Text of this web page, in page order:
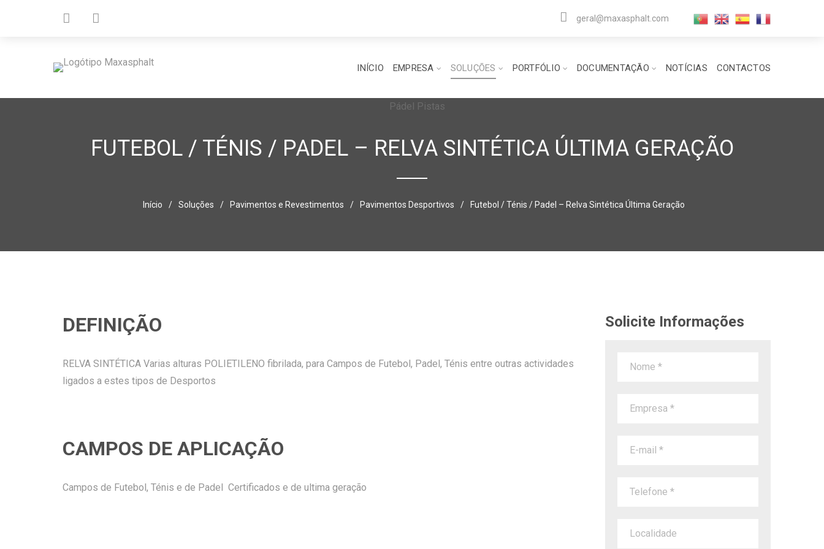
geral@maxasphalt.com
Maxasphalt
Materiais Auxiliares para Asfaltos INÍCIO EMPRESA SOLUÇÕES PORTFÓLIO DOCUMENTAÇÃO NOTÍCIAS CONTACTOS
FUTEBOL / TÉNIS / PADEL – RELVA SINTÉTICA ÚLTIMA GERAÇÃO
Início / Soluções / Pavimentos e Revestimentos / Pavimentos Desportivos / Futebol / Ténis / Padel – Relva Sintética Última Geração
DEFINIÇÃO
RELVA SINTÉTICA Varias alturas POLIETILENO fibrilada, para Campos de Futebol, Padel, Ténis entre outras actividades
ligados a estes tipos de Desportos
CAMPOS DE APLICAÇÃO
Campos de Futebol, Ténis e de Padel Certificados e de ultima geração
Solicite Informações